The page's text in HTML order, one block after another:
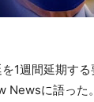
1週間延期す
Newsに語った